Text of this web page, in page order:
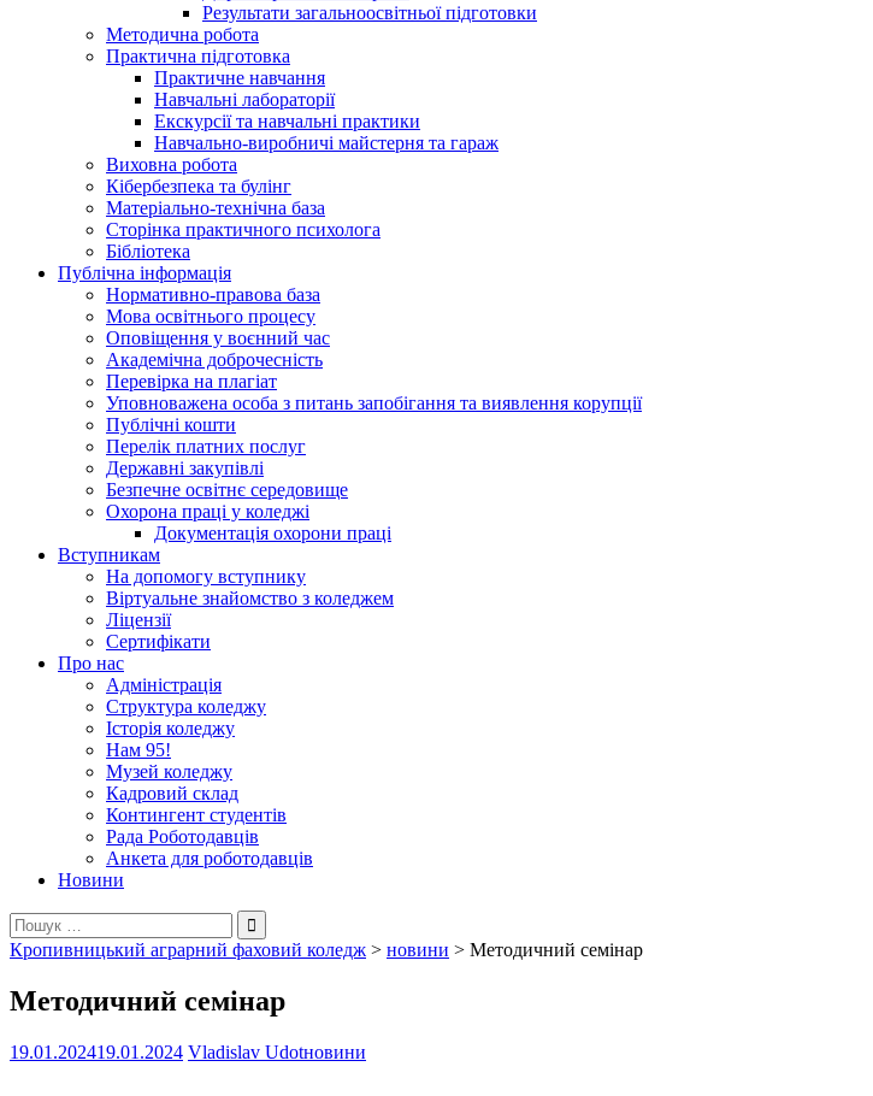
Результати загальноосвітньої підготовки
Методична робота
Практична підготовка
Практичне навчання
Навчальні лабораторії
Екскурсії та навчальні практики
Навчально-виробничі майстерня та гараж
Виховна робота
Кібербезпека та булінг
Матеріально-технічна база
Сторінка практичного психолога
Бібліотека
Публічна інформація
Нормативно-правова база
Мова освітнього процесу
Оповіщення у воєнний час
Академічна доброчесність
Перевірка на плагіат
Уповноважена особа з питань запобігання та виявлення корупції
Публічні кошти
Перелік платних послуг
Державні закупівлі
Безпечне освітнє середовище
Охорона праці у коледжі
Документація охорони праці
Вступникам
На допомогу вступнику
Віртуальне знайомство з коледжем
Ліцензії
Сертифікати
Про нас
Адміністрація
Структура коледжу
Історія коледжу
Нам 95!
Музей коледжу
Кадровий склад
Контингент студентів
Рада Роботодавців
Анкета для роботодавців
Новини
Пошук:
Кропивницький аграрний фаховий коледж > новини > Методичний семінар
Методичний семінар
19.01.202419.01.2024 Vladislav Udotновини